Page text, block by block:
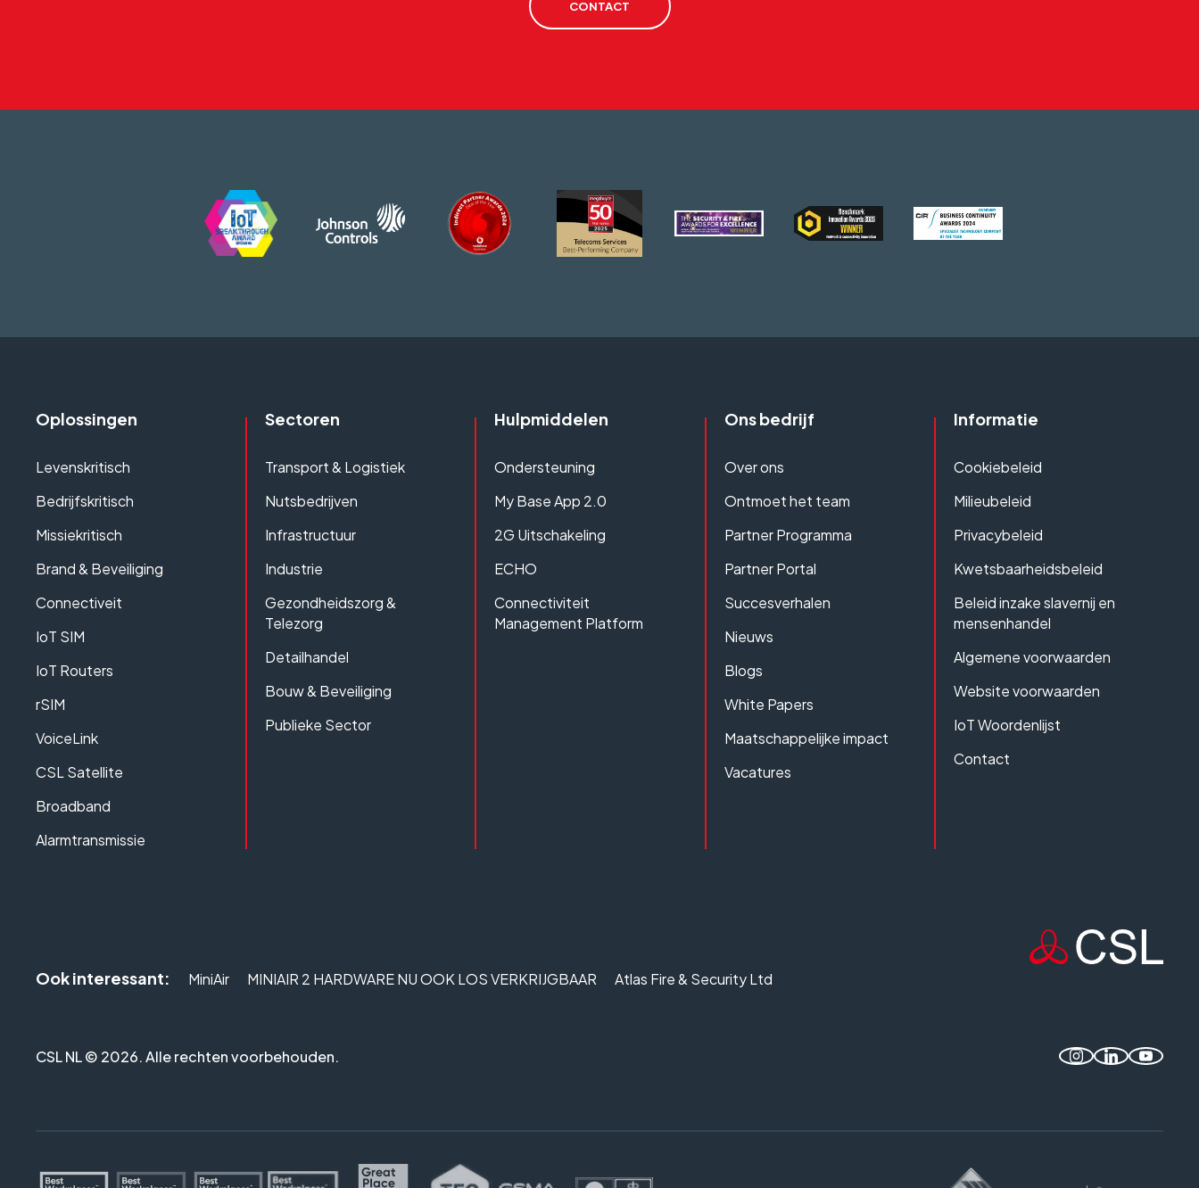
CONTACT
Oplossingen
Levenskritisch
Bedrijfskritisch
Missiekritisch
Brand & Beveiliging
Connectiveit
IoT SIM
IoT Routers
rSIM
VoiceLink
CSL Satellite
Broadband
Alarmtransmissie
Sectoren
Transport & Logistiek
Nutsbedrijven
Infrastructuur
Industrie
Gezondheidszorg &
Telezorg
Detailhandel
Bouw & Beveiliging
Publieke Sector
Hulpmiddelen
Ondersteuning
My Base App 2.0
2G Uitschakeling
ECHO
Connectiviteit
Management Platform
Ons bedrijf
Over ons
Ontmoet het team
Partner Programma
Partner Portal
Succesverhalen
Nieuws
Blogs
White Papers
Maatschappelijke impact
Vacatures
Informatie
Cookiebeleid
Milieubeleid
Privacybeleid
Kwetsbaarheidsbeleid
Beleid inzake slavernij en
mensenhandel
Algemene voorwaarden
Website voorwaarden
IoT Woordenlijst
Contact
Ook interessant: MiniAir MINIAIR 2 HARDWARE NU OOK LOS VERKRIJGBAAR Atlas Fire & Security Ltd
CSL NL © 2026. Alle rechten voorbehouden.